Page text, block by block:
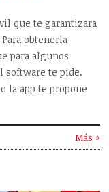
que te garantizara
obtenerla
para algunos
software te pide.
la app te propone
Más »